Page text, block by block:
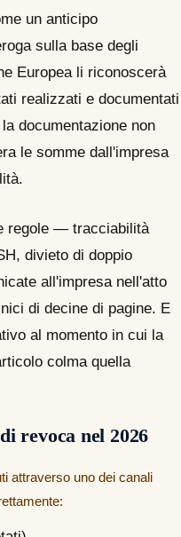
un anticipo
sulla base degli
Europea li riconoscerà
realizzati e documentati
documentazione non
le somme dall'impresa
regole — tracciabilità
divieto di doppio
all'impresa nell'atto
di decine di pagine. E
al momento in cui la
colma quella
revoca nel 2026
attraverso uno dei canali